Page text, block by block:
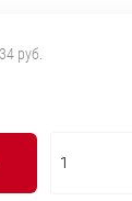
руб.